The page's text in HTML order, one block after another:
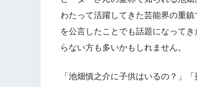
わたって活躍してきた芸能界の重
を公言したことでも話題になって
らない方も多いかもしれません。
「池畑慎之介に子供はいるの？」